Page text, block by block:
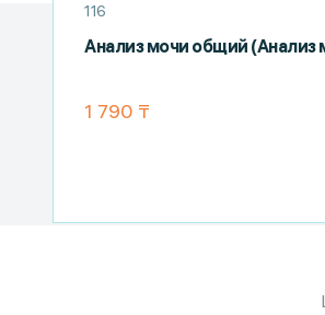
116
Анализ мочи общий (Анализ
1 790 ₸